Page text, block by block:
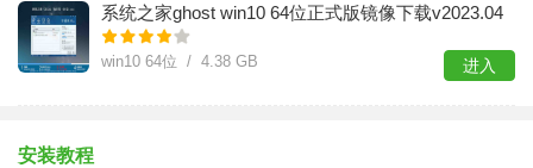
系统之家ghost win10 64位正式版镜像下载v2023.04
win10 64位 / 4.38 GB 进入
安装教程